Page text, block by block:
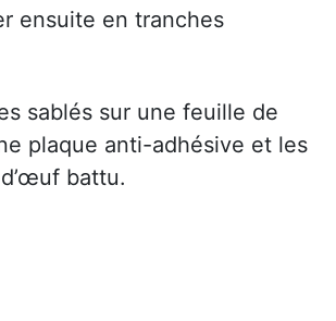
ensuite en tranches
sablés sur une feuille de
plaque anti-adhésive et les
battu.